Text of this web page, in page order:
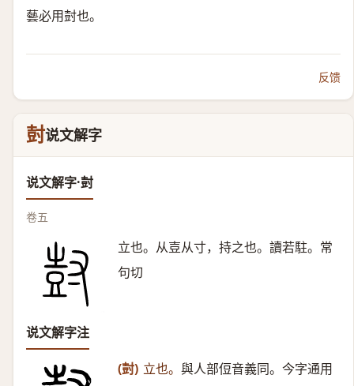
藝必用尌也。
反馈
尌说文解字
说文解字·尌
卷五
立也。从壴从寸，持之也。讀若駐。常
句切
说文解字注
(尌) 立也。 與人部侸音義同。今字通用